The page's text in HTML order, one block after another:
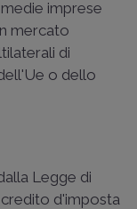
imprese
mercato
di
o dello
Legge di
d'imposta